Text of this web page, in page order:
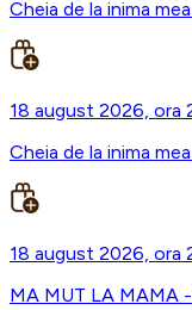
Cheia de la inima
18 august 2026, ora
Cheia de la inima
18 august 2026, ora
MA MUT LA MAMA